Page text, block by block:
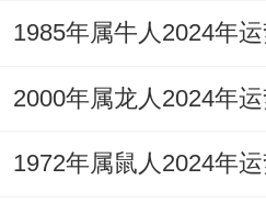
通等行业的属鼠人感受
能更为剧烈，而从事策
「驿马」星的特性，在